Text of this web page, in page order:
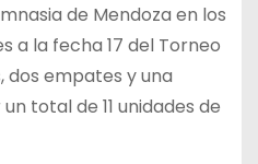
de Mendoza en los
a la fecha 17 del Torneo
dos empates y una
total de 11 unidades de